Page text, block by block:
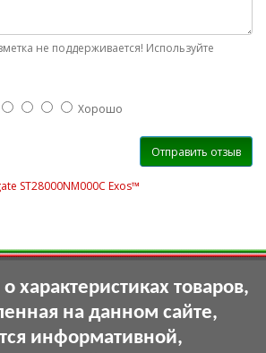
не поддерживается! Используйте
Хорошо
Отправить отзыв
ST28000NM000C Exos™
характеристиках товаров,
на данном сайте,
информативной,